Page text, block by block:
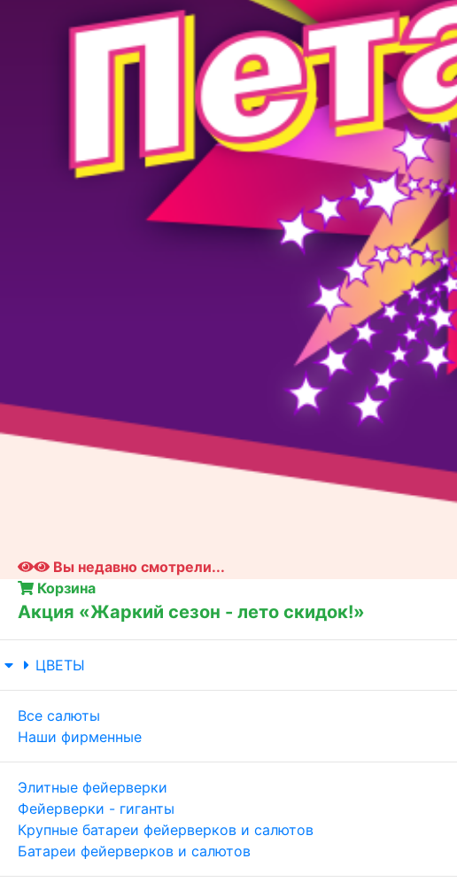
Вы недавно смотрели...
Корзина
Акция «Жаркий сезон - лето скидок!»
ЦВЕТЫ
Все салюты
Наши фирменные
Элитные фейерверки
Фейерверки - гиганты
Крупные батареи фейерверков и салютов
Батареи фейерверков и салютов